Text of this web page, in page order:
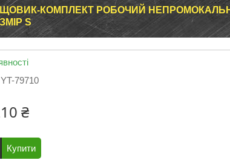
КОМПЛЕКТ РОБОЧИЙ
S
YT-79710
₴
Купити